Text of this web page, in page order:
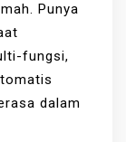
Punya
fungsi,
dalam